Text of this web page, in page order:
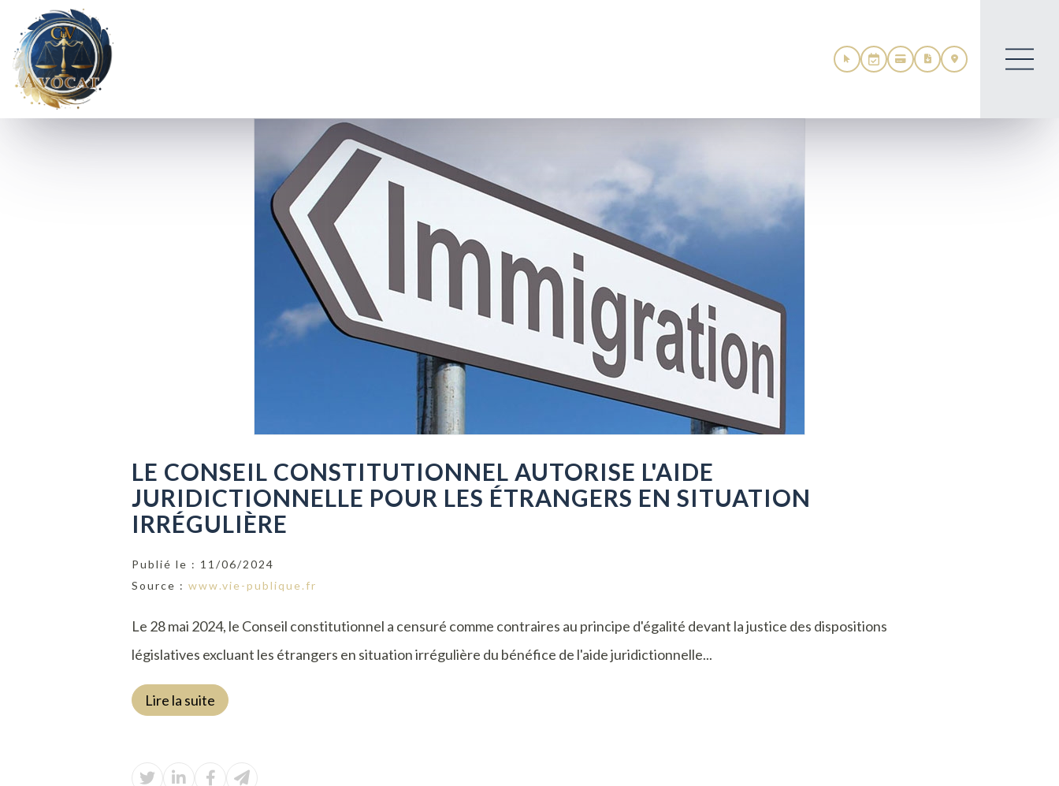
LE CONSEIL CONSTITUTIONNEL AUTORISE L'AIDE
JURIDICTIONNELLE POUR LES ÉTRANGERS EN SITUATION
IRRÉGULIÈRE
Publié le : 11/06/2024
Source : www.vie-publique.fr
Le 28 mai 2024, le Conseil constitutionnel a censuré comme contraires au principe d'égalité devant la justice des dispositions
législatives excluant les étrangers en situation irrégulière du bénéfice de l'aide juridictionnelle...
Lire la suite